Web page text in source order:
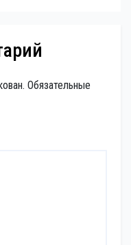
Обязательные